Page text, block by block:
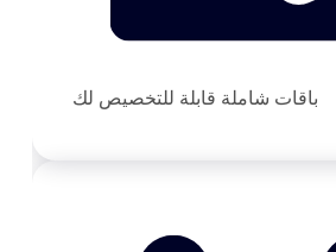
باقات شاملة قابلة للتخصيص لك